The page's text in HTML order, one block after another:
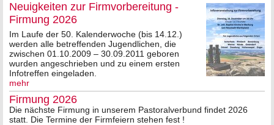
Neuigkeiten zur Firmvorbereitung -
Firmung 2026
Im Laufe der 50. Kalenderwoche (bis 14.12.)
werden alle betreffenden Jugendlichen, die
zwischen 01.10.2009 – 30.09.2011 geboren
wurden angeschrieben und zu einem ersten
Infotreffen eingeladen.
mehr
Firmung 2026
Die nächste Firmung in unserem Pastoralverbund findet 2026
statt. Die Termine der Firmfeiern stehen fest !